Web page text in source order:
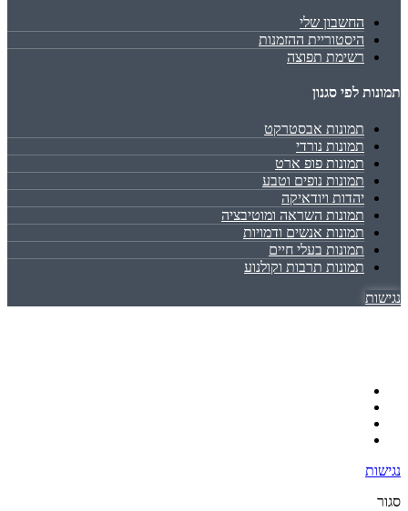
החשבון שלי
היסטוריית ההזמנות
רשימת תפוצה
תמונות לפי סגנון
תמונות אבסטרקט
תמונות נורדי
תמונות פופ ארט
תמונות נופים וטבע
יהדות ויודאיקה
תמונות השראה ומוטיבציה
תמונות אנשים ודמויות
תמונות בעלי חיים
תמונות תרבות וקולנוע
נגישות
נגישות
סגור